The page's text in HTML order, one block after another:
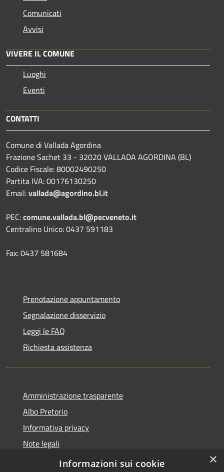
Comunicati
Avvisi
VIVERE IL COMUNE
Luoghi
Eventi
CONTATTI
Comune di Vallada Agordina
Frazione Sachet 33 - 32020 VALLADA AGORDINA (BL)
Codice Fiscale: 80002490250
Partita IVA: 00176130250
Email:vallada@agordino.bl.it
PEC:comune.vallada.bl@pecveneto.it
Centralino Unico: 0437 591183
Fax: 0437 581684
Prenotazione appuntamento
Segnalazione disservizio
Leggi le FAQ
Richiesta assistenza
Amministrazione trasparente
Albo Pretorio
Informativa privacy
Note legali
Dichiarazione di accessibilità
×
Informazioni sui cookie